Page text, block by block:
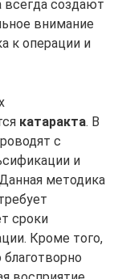
всегда создают
внимание
к операции и
катаракта. В
с
и
методика
сроки
Кроме того,